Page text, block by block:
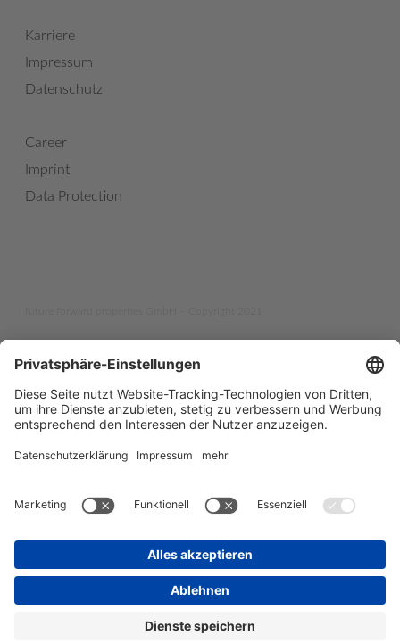
Karriere
Impressum
Datenschutz
Career
Imprint
Data Protection
Future Gold - Ihr Immobilienmakler